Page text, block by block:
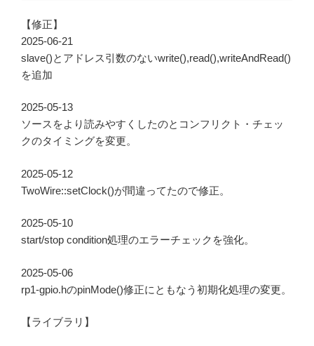
【修正】
2025-06-21
slave()とアドレス引数のないwrite(),read(),writeAndRead()
を追加
2025-05-13
ソースをより読みやすくしたのとコンフリクト・チェッ
クのタイミングを変更。
2025-05-12
TwoWire::setClock()が間違ってたので修正。
2025-05-10
start/stop condition処理のエラーチェックを強化。
2025-05-06
rp1-gpio.hのpinMode()修正にともなう初期化処理の変更。
【ライブラリ】